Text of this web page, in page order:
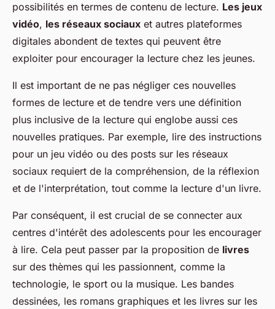
possibilités en termes de contenu de lecture. Les jeux
vidéo, les réseaux sociaux et autres plateformes
digitales abondent de textes qui peuvent être
exploiter pour encourager la lecture chez les jeunes.
Il est important de ne pas négliger ces nouvelles
formes de lecture et de tendre vers une définition
plus inclusive de la lecture qui englobe aussi ces
nouvelles pratiques. Par exemple, lire des instructions
pour un jeu vidéo ou des posts sur les réseaux
sociaux requiert de la compréhension, de la réflexion
et de l'interprétation, tout comme la lecture d'un livre.
Par conséquent, il est crucial de se connecter aux
centres d'intérêt des adolescents pour les encourager
à lire. Cela peut passer par la proposition de livres
sur des thèmes qui les passionnent, comme la
technologie, le sport ou la musique. Les bandes
dessinées, les romans graphiques et les livres sur les